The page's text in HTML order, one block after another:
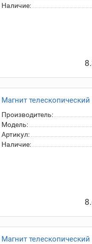
Наличие:
Магнит
Производитель:
Модель:
Артикул:
Наличие:
Магнит